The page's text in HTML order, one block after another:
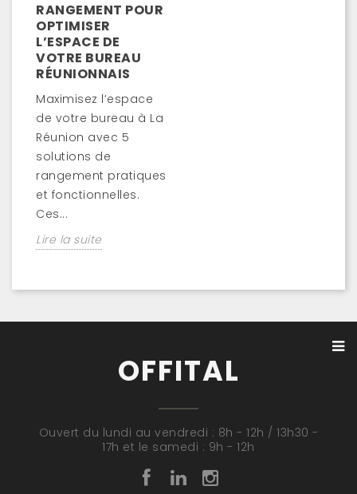
RANGEMENT POUR
OPTIMISER
L’ESPACE DE
VOTRE BUREAU
RÉUNIONNAIS
Maximisez l’espace
de votre bureau à La
Réunion avec 5
solutions de
rangement pratiques
et fonctionnelles.
Ces...
Lire la suite
OFFITAL
Ouvert du lundi au vendredi : 8h - 12h / 13h30 -
17h et le samedi : 9h - 12h